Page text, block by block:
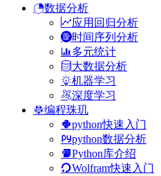
数据分析
应用回归分析
时间序列分析
多元统计
大数据分析
机器学习
深度学习
编程珠玑
python快速入门
python数据分析
Python库介绍
Wolfram快速入门